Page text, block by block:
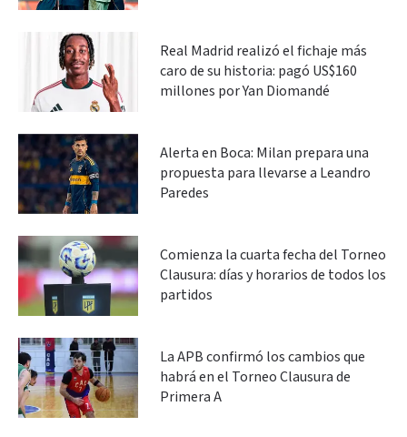
Real Madrid realizó el fichaje más
caro de su historia: pagó US$160
millones por Yan Diomandé
Alerta en Boca: Milan prepara una
propuesta para llevarse a Leandro
Paredes
Comienza la cuarta fecha del Torneo
Clausura: días y horarios de todos los
partidos
La APB confirmó los cambios que
habrá en el Torneo Clausura de
Primera A